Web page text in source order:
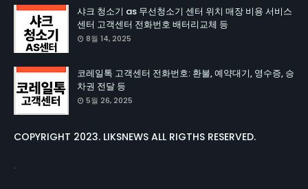
샤크 청소기 as 무선청소기 센터 위치 매장 비용 서비스
센터 고객센터 전화번호 배터리교체 등
8월 14, 2025
코레일톡 고객센터 전화번호: 환불, 예약대기, 영수증, 승
차권 전달 등
5월 26, 2025
COPYRIGHT 2023. LIKSNEWS ALL RIGTHS RESERVED.
.